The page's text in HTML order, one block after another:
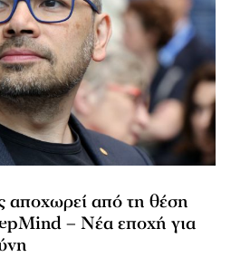
από τη θέση
– Νέα εποχή για